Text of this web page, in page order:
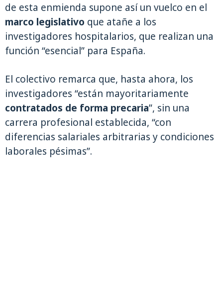
de esta enmienda supone así un vuelco en el
marco legislativo que atañe a los
investigadores hospitalarios, que realizan una
función “esencial” para España.
El colectivo remarca que, hasta ahora, los
investigadores “están mayoritariamente
contratados de forma precaria”, sin una
carrera profesional establecida, “con
diferencias salariales arbitrarias y condiciones
laborales pésimas”.